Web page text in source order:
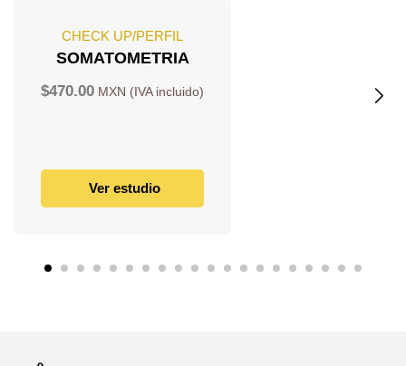
CHECK UP/PERFIL
SOMATOMETRIA
$470.00
Ver estudio